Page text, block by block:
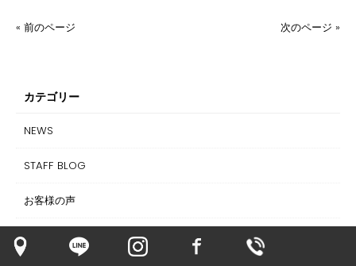
« 前のページ 次のページ »
カテゴリー
NEWS
STAFF BLOG
お客様の声